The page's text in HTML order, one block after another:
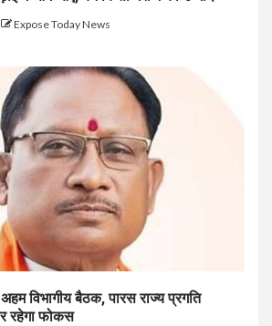
Expose Today News
विभागीय बैठक, पारस राज्य प्रगति
रहेगा फोकस